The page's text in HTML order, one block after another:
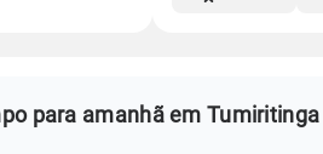
para amanhã em Tumiritinga